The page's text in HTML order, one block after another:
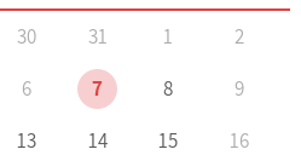
30 31 1
2
6 7 8
9
13 14 15
16